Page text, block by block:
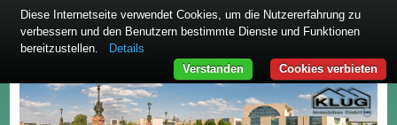
Diese Internetseite verwendet Cookies, um die Nutzererfahrung zu
verbessern und den Benutzern bestimmte Dienste und Funktionen
bereitzustellen.
Details
Cookies verbieten
Verstanden